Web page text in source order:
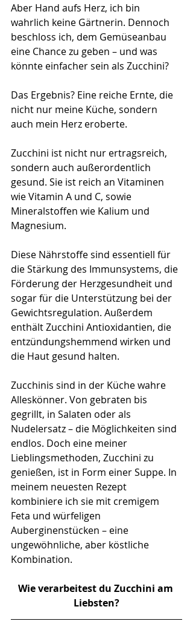
Aber Hand aufs Herz, ich bin
wahrlich keine Gärtnerin. Dennoch
beschloss ich, dem Gemüseanbau
eine Chance zu geben – und was
könnte einfacher sein als Zucchini?
Das Ergebnis? Eine reiche Ernte, die
nicht nur meine Küche, sondern
auch mein Herz eroberte.
Zucchini ist nicht nur ertragsreich,
sondern auch außerordentlich
gesund. Sie ist reich an Vitaminen
wie Vitamin A und C, sowie
Mineralstoffen wie Kalium und
Magnesium.
Diese Nährstoffe sind essentiell für
die Stärkung des Immunsystems, die
Förderung der Herzgesundheit und
sogar für die Unterstützung bei der
Gewichtsregulation. Außerdem
enthält Zucchini Antioxidantien, die
entzündungshemmend wirken und
die Haut gesund halten.
Zucchinis sind in der Küche wahre
Alleskönner. Von gebraten bis
gegrillt, in Salaten oder als
Nudelersatz – die Möglichkeiten sind
endlos. Doch eine meiner
Lieblingsmethoden, Zucchini zu
genießen, ist in Form einer Suppe. In
meinem neuesten Rezept
kombiniere ich sie mit cremigem
Feta und würfeligen
Auberginenstücken – eine
ungewöhnliche, aber köstliche
Kombination.
Wie verarbeitest du Zucchini am
Liebsten?